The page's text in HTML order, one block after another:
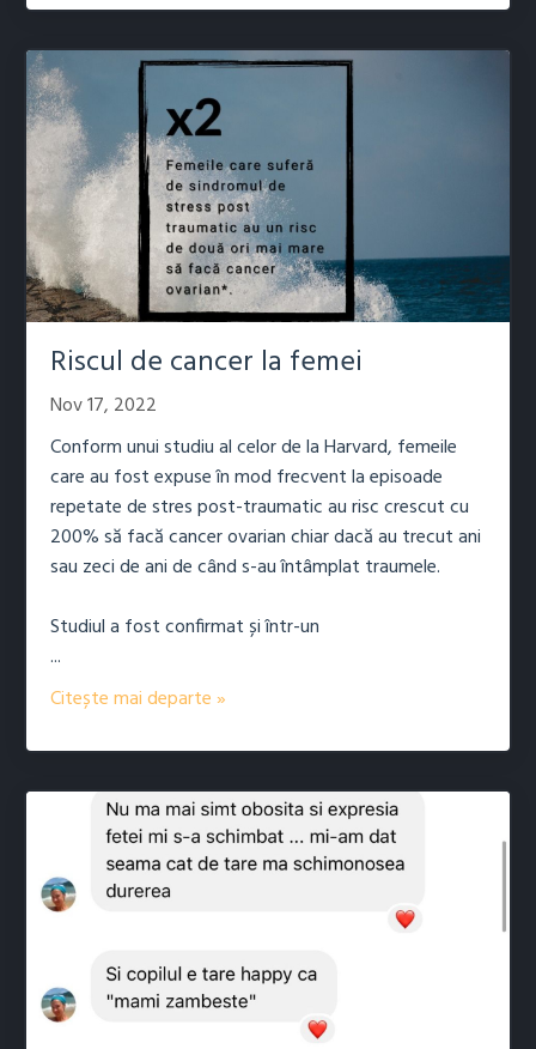
Riscul de cancer la femei
Nov 17, 2022
Conform unui studiu al celor de la Harvard, femeile
care au fost expuse în mod frecvent la episoade
repetate de stres post-traumatic au risc crescut cu
200% să facă cancer ovarian chiar dacă au trecut ani
sau zeci de ani de când s-au întâmplat traumele.
Studiul a fost confirmat și într-un
...
Citește mai departe »